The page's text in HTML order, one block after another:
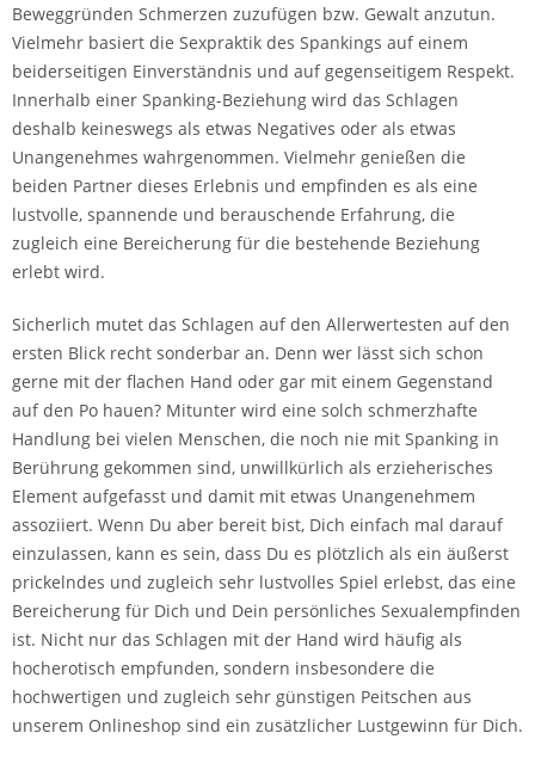
Beweggründen Schmerzen zuzufügen bzw. Gewalt anzutun.
Vielmehr basiert die Sexpraktik des Spankings auf einem
beiderseitigen Einverständnis und auf gegenseitigem Respekt.
Innerhalb einer Spanking-Beziehung wird das Schlagen
deshalb keineswegs als etwas Negatives oder als etwas
Unangenehmes wahrgenommen. Vielmehr genießen die
beiden Partner dieses Erlebnis und empfinden es als eine
lustvolle, spannende und berauschende Erfahrung, die
zugleich eine Bereicherung für die bestehende Beziehung
erlebt wird.
Sicherlich mutet das Schlagen auf den Allerwertesten auf den
ersten Blick recht sonderbar an. Denn wer lässt sich schon
gerne mit der flachen Hand oder gar mit einem Gegenstand
auf den Po hauen? Mitunter wird eine solch schmerzhafte
Handlung bei vielen Menschen, die noch nie mit Spanking in
Berührung gekommen sind, unwillkürlich als erzieherisches
Element aufgefasst und damit mit etwas Unangenehmem
assoziiert. Wenn Du aber bereit bist, Dich einfach mal darauf
einzulassen, kann es sein, dass Du es plötzlich als ein äußerst
prickelndes und zugleich sehr lustvolles Spiel erlebst, das eine
Bereicherung für Dich und Dein persönliches Sexualempfinden
ist. Nicht nur das Schlagen mit der Hand wird häufig als
hocherotisch empfunden, sondern insbesondere die
hochwertigen und zugleich sehr günstigen Peitschen aus
unserem Onlineshop sind ein zusätzlicher Lustgewinn für Dich.